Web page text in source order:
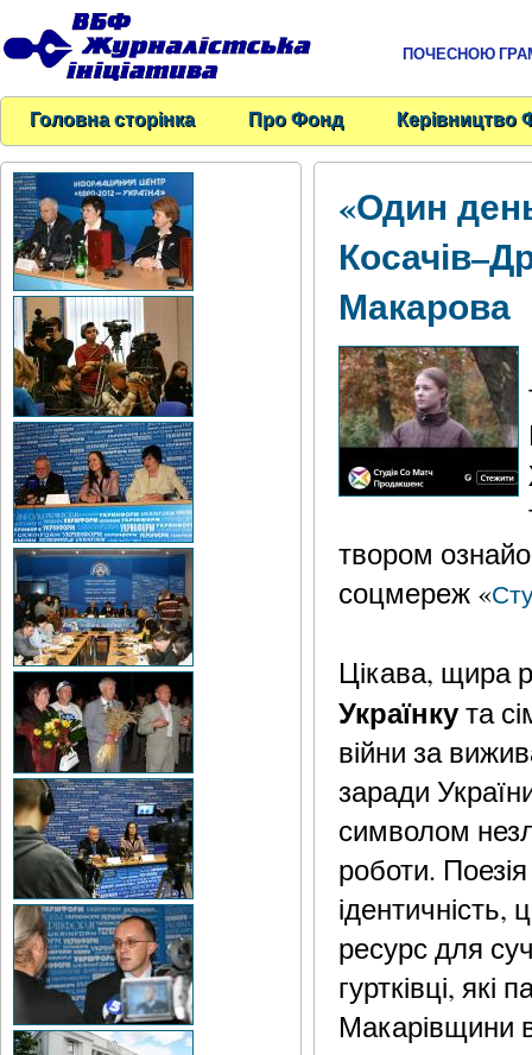
ПОЧЕСНОЮ
Головна сторінка Про Фонд Керівництво
«Один
Макарова
твором
соцмереж «
Цікава, щира
Українкута
війни за
заради
символом
роботи.
ідентичність,
ресурс для
гуртківці,
Макарівщини